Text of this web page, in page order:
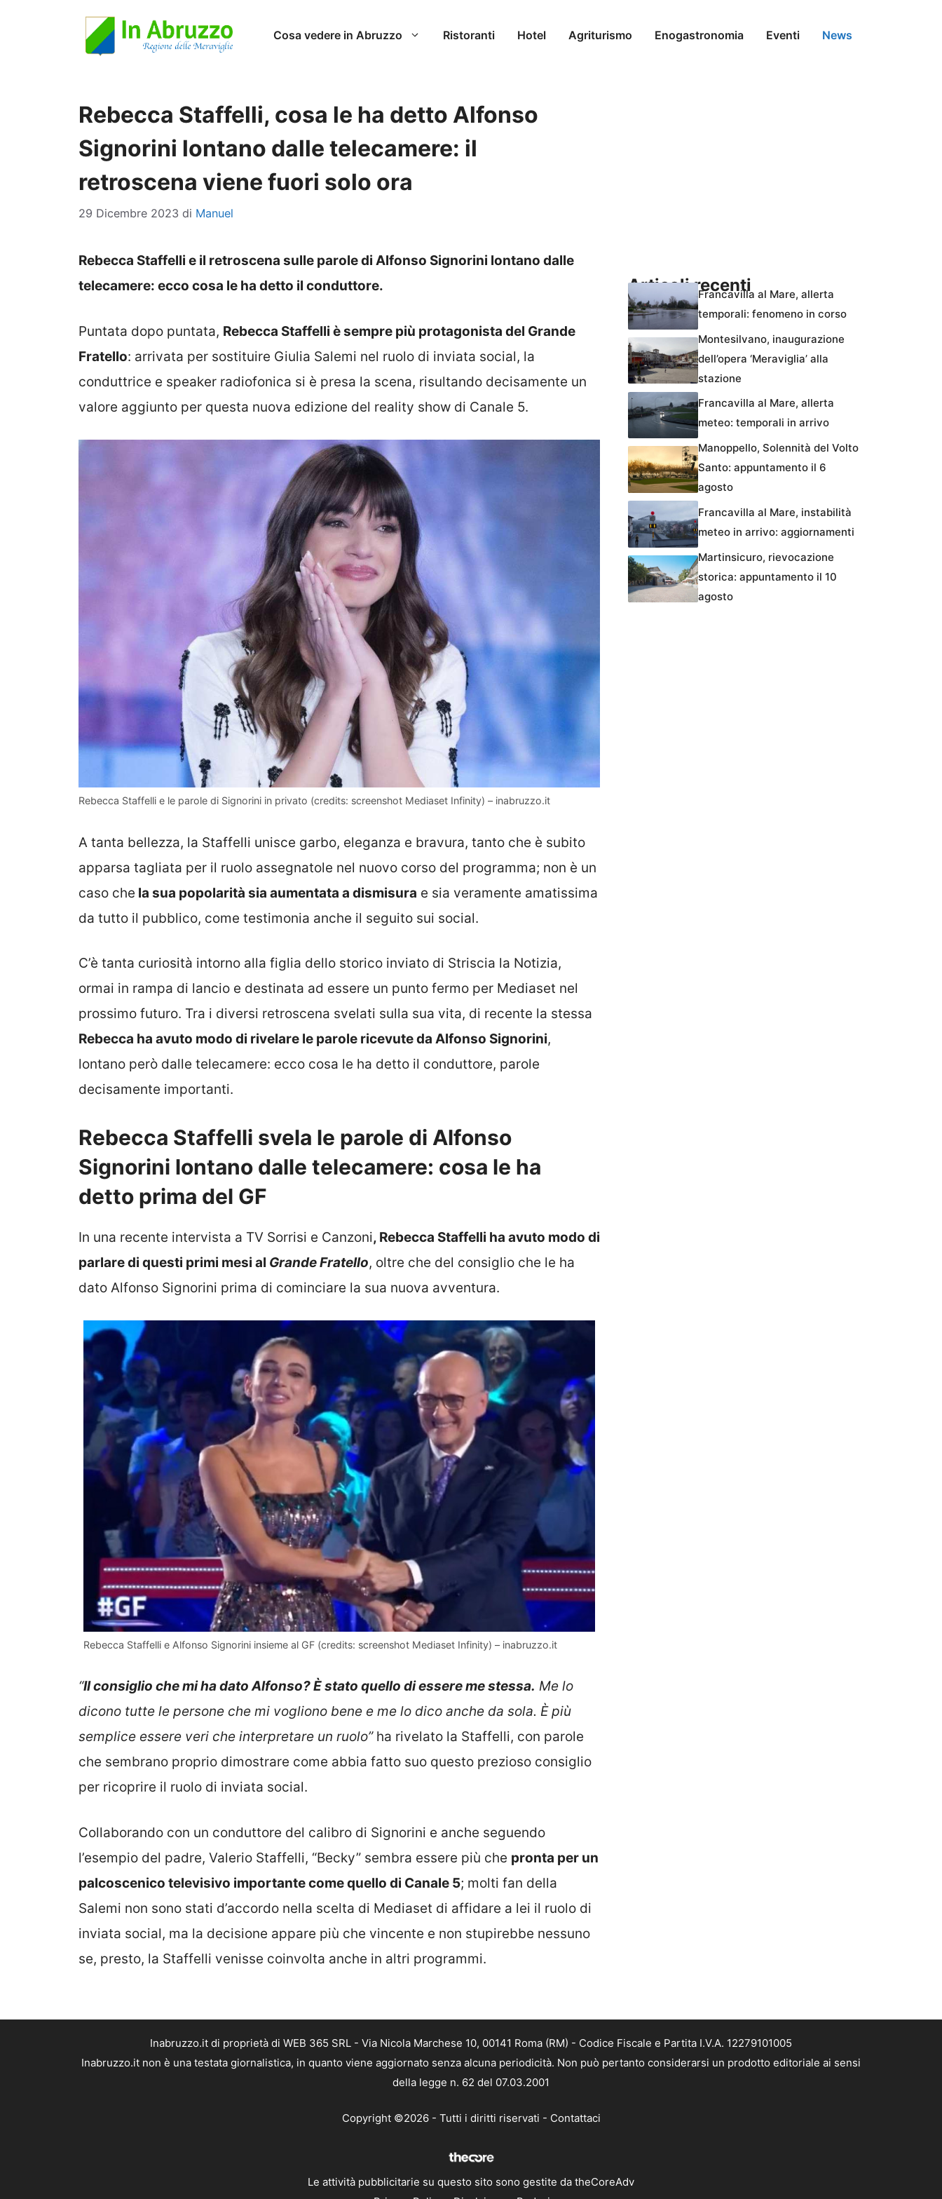
Cosa vedere in Abruzzo Ristoranti Hotel Agriturismo Enogastronomia Eventi News
Rebecca Staffelli, cosa le ha detto Alfonso
Signorini lontano dalle telecamere: il
retroscena viene fuori solo ora
29 Dicembre 2023 di Manuel
Rebecca Staffelli e il retroscena sulle parole di Alfonso Signorini lontano dalle
telecamere: ecco cosa le ha detto il conduttore.
Puntata dopo puntata, Rebecca Staffelli è sempre più protagonista del Grande
Fratello: arrivata per sostituire Giulia Salemi nel ruolo di inviata social, la
conduttrice e speaker radiofonica si è presa la scena, risultando decisamente un
valore aggiunto per questa nuova edizione del reality show di Canale 5.
Rebecca Staffelli e le parole di Signorini in privato (credits: screenshot Mediaset Infinity) – inabruzzo.it
A tanta bellezza, la Staffelli unisce garbo, eleganza e bravura, tanto che è subito
apparsa tagliata per il ruolo assegnatole nel nuovo corso del programma; non è un
caso che la sua popolarità sia aumentata a dismisura e sia veramente amatissima
da tutto il pubblico, come testimonia anche il seguito sui social.
C’è tanta curiosità intorno alla figlia dello storico inviato di Striscia la Notizia,
ormai in rampa di lancio e destinata ad essere un punto fermo per Mediaset nel
prossimo futuro. Tra i diversi retroscena svelati sulla sua vita, di recente la stessa
Rebecca ha avuto modo di rivelare le parole ricevute da Alfonso Signorini,
lontano però dalle telecamere: ecco cosa le ha detto il conduttore, parole
decisamente importanti.
Rebecca Staffelli svela le parole di Alfonso
Signorini lontano dalle telecamere: cosa le ha
detto prima del GF
In una recente intervista a TV Sorrisi e Canzoni, Rebecca Staffelli ha avuto modo di
parlare di questi primi mesi al Grande Fratello, oltre che del consiglio che le ha
dato Alfonso Signorini prima di cominciare la sua nuova avventura.
Rebecca Staffelli e Alfonso Signorini insieme al GF (credits: screenshot Mediaset Infinity) – inabruzzo.it
“Il consiglio che mi ha dato Alfonso? È stato quello di essere me stessa. Me lo
dicono tutte le persone che mi vogliono bene e me lo dico anche da sola. È più
semplice essere veri che interpretare un ruolo”ha rivelato la Staffelli, con parole
che sembrano proprio dimostrare come abbia fatto suo questo prezioso consiglio
per ricoprire il ruolo di inviata social.
Collaborando con un conduttore del calibro di Signorini e anche seguendo
l’esempio del padre, Valerio Staffelli, “Becky” sembra essere più che pronta per un
palcoscenico televisivo importante come quello di Canale 5; molti fan della
Salemi non sono stati d’accordo nella scelta di Mediaset di affidare a lei il ruolo di
inviata social, ma la decisione appare più che vincente e non stupirebbe nessuno
se, presto, la Staffelli venisse coinvolta anche in altri programmi.
Articoli recentiFrancavilla al Mare, allerta
temporali: fenomeno in corso
Montesilvano, inaugurazione
dell’opera ‘Meraviglia’ alla
stazione
Francavilla al Mare, allerta
meteo: temporali in arrivo
Manoppello, Solennità del Volto
Santo: appuntamento il 6
agosto
Francavilla al Mare, instabilità
meteo in arrivo: aggiornamenti
Martinsicuro, rievocazione
storica: appuntamento il 10
agosto
Inabruzzo.it di proprietà di WEB 365 SRL - Via Nicola Marchese 10, 00141 Roma (RM) - Codice Fiscale e Partita I.V.A. 12279101005
Inabruzzo.it non è una testata giornalistica, in quanto viene aggiornato senza alcuna periodicità. Non può pertanto considerarsi un prodotto editoriale ai sensi
della legge n. 62 del 07.03.2001
Copyright ©2026 - Tutti i diritti riservati - Contattaci
Le attività pubblicitarie su questo sito sono gestite da theCoreAdv